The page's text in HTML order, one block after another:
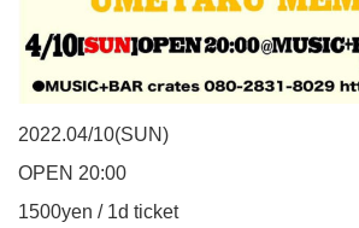
2022.04/10(SUN)
OPEN 20:00
1500yen / 1d ticket